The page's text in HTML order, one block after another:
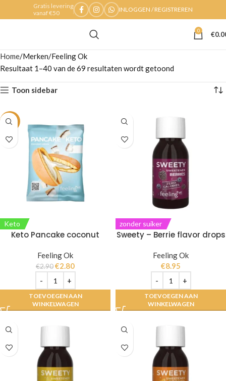
Gratis levering
vanaf €50
INLOGGEN / REGISTREREN
0 €
Home Merken Feeling Ok
Resultaat 1–40 van de 69 resultaten wordt getoond
Toon sidebar
-3%
Keto
Keto Pancake coconut
Feeling Ok
€2.90€2.80
TOEVOEGEN AAN
WINKELWAGEN
zonder suiker
Sweety – Berrie flavor drops
Feeling Ok
€8.95
TOEVOEGEN AAN
WINKELWAGEN